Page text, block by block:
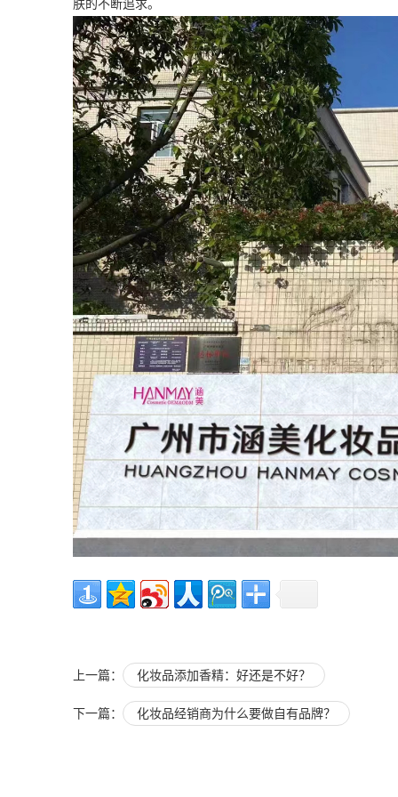
肤的不断追求。
上一篇： 化妆品添加香精：好还是不好？
下一篇： 化妆品经销商为什么要做自有品牌？